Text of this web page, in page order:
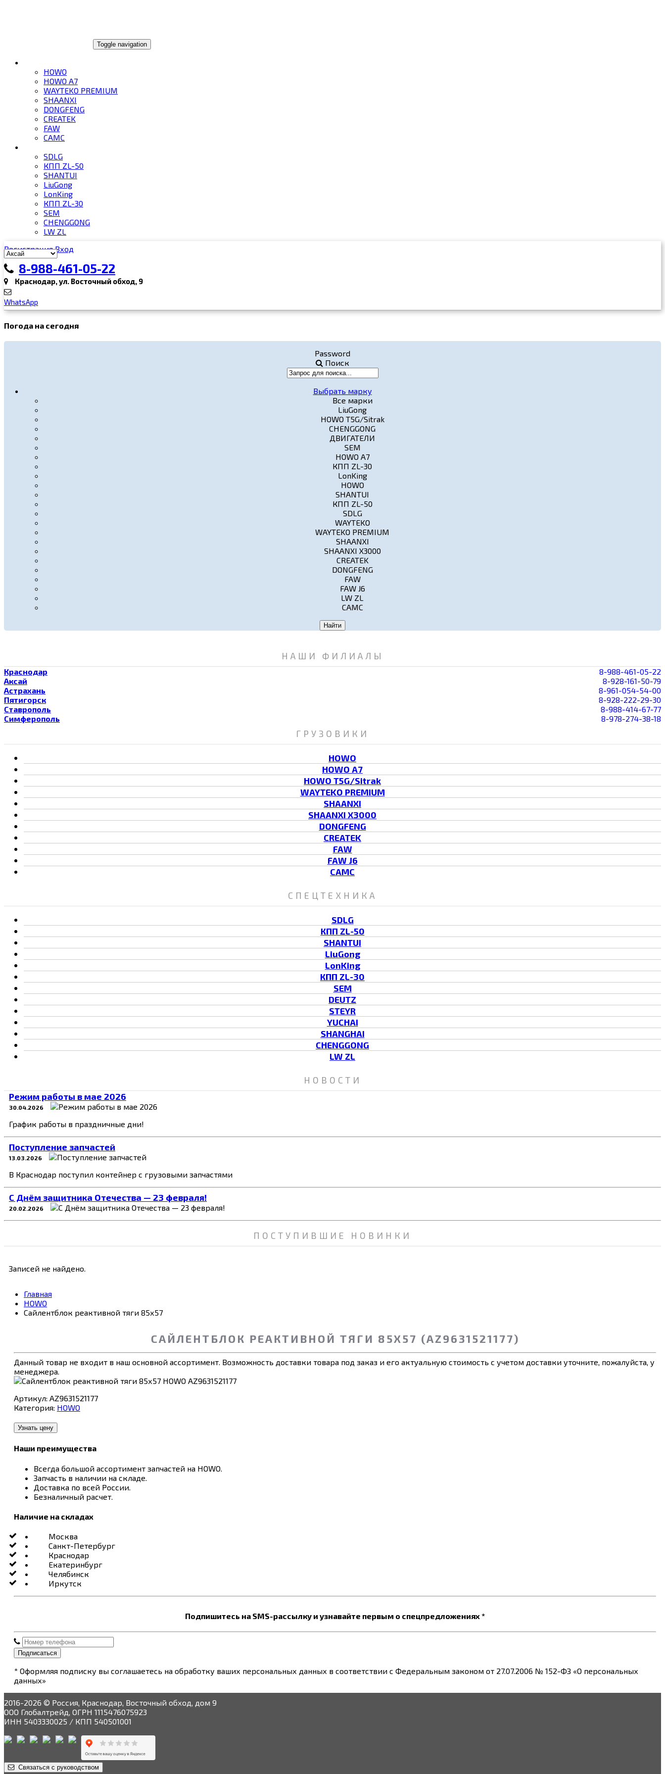
Toggle navigation
HOWO
HOWO A7
WAYTEKO PREMIUM
SHAANXI
DONGFENG
CREATEK
FAW
CAMC
SDLG
КПП ZL-50
SHANTUI
LiuGong
LonKing
КПП ZL-30
SEM
CHENGGONG
LW ZL
Регистрация Вход
8-988-461-05-22
Краснодар, ул. Восточный обход, 9
WhatsApp
Погода на сегодня
Password
Поиск
Выбрать марку
Все марки
LiuGong
HOWO T5G/Sitrak
CHENGGONG
ДВИГАТЕЛИ
SEM
HOWO A7
КПП ZL-30
LonKing
HOWO
SHANTUI
КПП ZL-50
SDLG
WAYTEKO
WAYTEKO PREMIUM
SHAANXI
SHAANXI X3000
CREATEK
DONGFENG
FAW
FAW J6
LW ZL
CAMC
Найти
НАШИ ФИЛИАЛЫ
Краснодар
8-988-461-05-22
Аксай
8-928-161-50-79
Астрахань
8-961-054-54-00
Пятигорск
8-928-222-29-30
Ставрополь
8-988-414-67-77
Симферополь
8-978-274-38-18
ГРУЗОВИКИ
HOWO
HOWO A7
HOWO T5G/Sitrak
WAYTEKO PREMIUM
SHAANXI
SHAANXI X3000
DONGFENG
CREATEK
FAW
FAW J6
CAMC
СПЕЦТЕХНИКА
SDLG
КПП ZL-50
SHANTUI
LiuGong
LonKing
КПП ZL-30
SEM
DEUTZ
STEYR
YUCHAI
SHANGHAI
CHENGGONG
LW ZL
НОВОСТИ
Режим работы в мае 2026
30.04.2026
График работы в праздничные дни!
Поступление запчастей
13.03.2026
В Краснодар поступил контейнер с грузовыми запчастями
C Днём защитника Отечества — 23 февраля!
20.02.2026
ПОСТУПИВШИЕ НОВИНКИ
Записей не найдено.
Главная
HOWO
Сайлентблок реактивной тяги 85х57
САЙЛЕНТБЛОК РЕАКТИВНОЙ ТЯГИ 85Х57 (AZ9631521177)
Данный товар не входит в наш основной ассортимент. Возможность доставки товара под заказ и его актуальную стоимость с учетом доставки уточните, пожалуйста, у
менеджера.
Артикул: AZ9631521177
Категория: HOWO
Узнать цену
Наши преимущества
Всегда большой ассортимент запчастей на HOWO.
Запчасть в наличии на складе.
Доставка по всей России.
Безналичный расчет.
Наличие на складах
Москва
Санкт-Петербург
Краснодар
Екатеринбург
Челябинск
Иркутск
Подпишитесь на SMS-рассылку и узнавайте первым о спецпредложениях *
Подписаться
* Оформляя подписку вы соглашаетесь на обработку ваших персональных данных в соответствии с Федеральным законом от 27.07.2006 № 152-ФЗ «О персональных
данных»
2016-2026 © Россия, Краснодар, Восточный обход, дом 9
ООО Глобалтрейд, ОГРН 1115476075923
ИНН 5403330025 / КПП 540501001
Связаться с руководством